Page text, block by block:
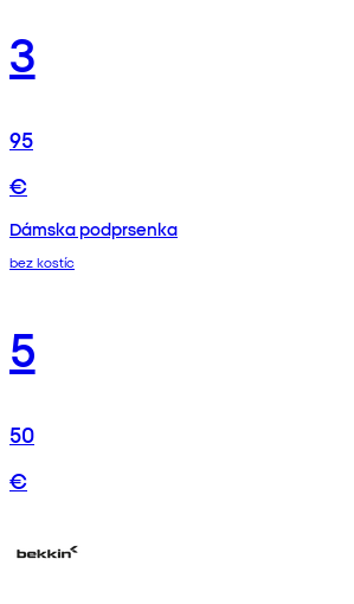
3
95
€
Dámska podprsenka
bez kostíc
5
50
€